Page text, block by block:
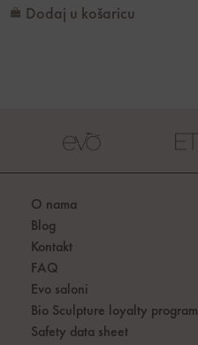
Dodaj u košaricu
O nama
Blog
Kontakt
FAQ
Evo saloni
Bio Sculpture loyalty program
Safety data sheet